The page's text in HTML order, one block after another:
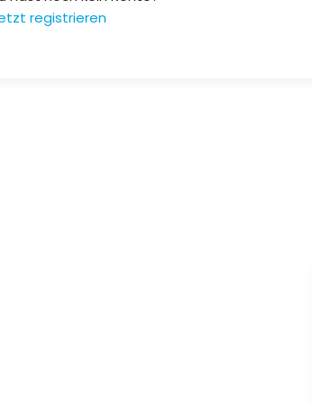
registrieren